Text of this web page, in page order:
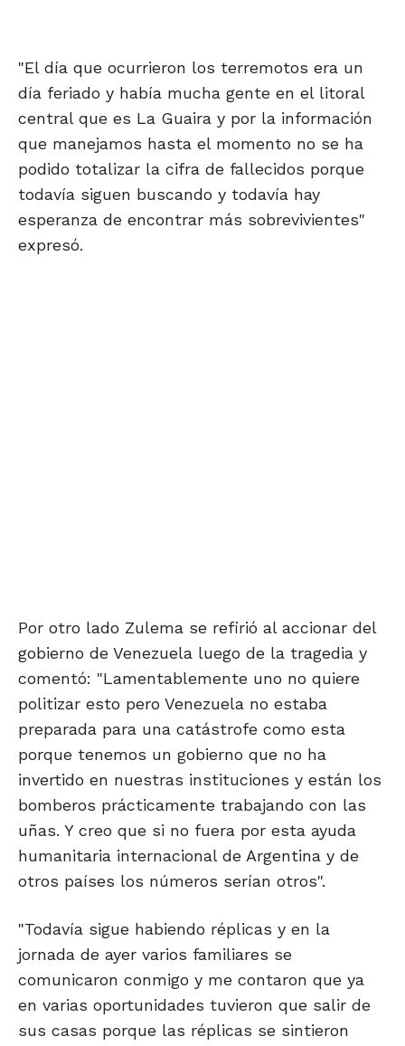
"El día que ocurrieron los terremotos era un
día feriado y había mucha gente en el litoral
central que es La Guaira y por la información
que manejamos hasta el momento no se ha
podido totalizar la cifra de fallecidos porque
todavía siguen buscando y todavía hay
esperanza de encontrar más sobrevivientes"
expresó.
Por otro lado Zulema se refirió al accionar del
gobierno de Venezuela luego de la tragedia y
comentó: "Lamentablemente uno no quiere
politizar esto pero Venezuela no estaba
preparada para una catástrofe como esta
porque tenemos un gobierno que no ha
invertido en nuestras instituciones y están los
bomberos prácticamente trabajando con las
uñas. Y creo que si no fuera por esta ayuda
humanitaria internacional de Argentina y de
otros países los números serían otros".
"Todavía sigue habiendo réplicas y en la
jornada de ayer varios familiares se
comunicaron conmigo y me contaron que ya
en varias oportunidades tuvieron que salir de
sus casas porque las réplicas se sintieron